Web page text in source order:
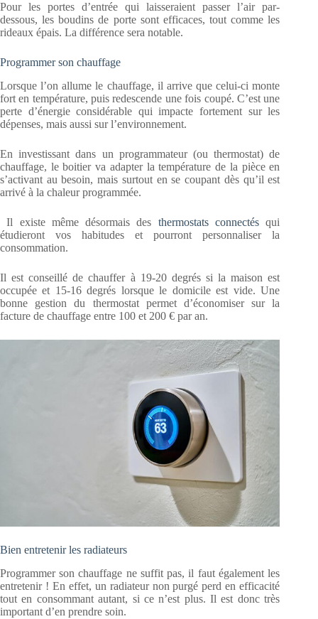
Pour les portes d’entrée qui laisseraient passer l’air par-
dessous, les boudins de porte sont efficaces, tout comme les
rideaux épais. La différence sera notable.
Programmer son chauffage
Lorsque l’on allume le chauffage, il arrive que celui-ci monte
fort en température, puis redescende une fois coupé. C’est une
perte d’énergie considérable qui impacte fortement sur les
dépenses, mais aussi sur l’environnement.
En investissant dans un programmateur (ou thermostat) de
chauffage, le boitier va adapter la température de la pièce en
s’activant au besoin, mais surtout en se coupant dès qu’il est
arrivé à la chaleur programmée.
Il existe même désormais des thermostats connectésqui
étudieront vos habitudes et pourront personnaliser la
consommation.
Il est conseillé de chauffer à 19-20 degrés si la maison est
occupée et 15-16 degrés lorsque le domicile est vide. Une
bonne gestion du thermostat permet d’économiser sur la
facture de chauffage entre 100 et 200 € par an.
Bien entretenir les radiateurs
Programmer son chauffage ne suffit pas, il faut également les
entretenir ! En effet, un radiateur non purgé perd en efficacité
tout en consommant autant, si ce n’est plus. Il est donc très
important d’en prendre soin.